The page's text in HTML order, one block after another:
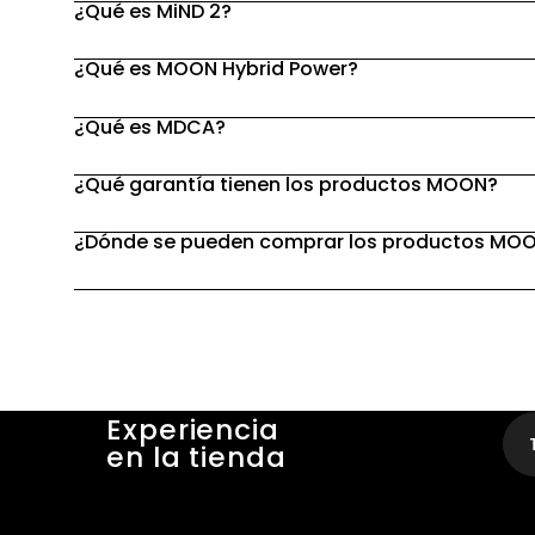
¿Qué es MiND 2?
¿Qué es MOON Hybrid Power?
¿Qué es MDCA?
¿Qué garantía tienen los productos MOON?
¿Dónde se pueden comprar los productos
Experiencia
en la tienda